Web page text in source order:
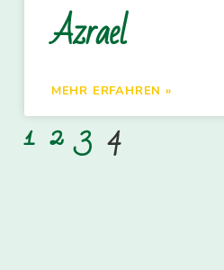
Azrael
MEHR ERFAHREN »
1 2 3 4